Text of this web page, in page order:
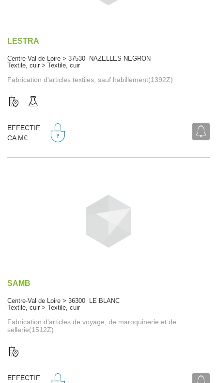
LESTRA
Centre-Val de Loire > 37530 NAZELLES-NEGRON
Textile, cuir > Textile, cuir
Fabrication d'articles textiles, sauf habillement(1392Z)
EFFECTIF
CA M€
SAMB
Centre-Val de Loire > 36300 LE BLANC
Textile, cuir > Textile, cuir
Fabrication d'articles de voyage, de maroquinerie et de
sellerie(1512Z)
EFFECTIF